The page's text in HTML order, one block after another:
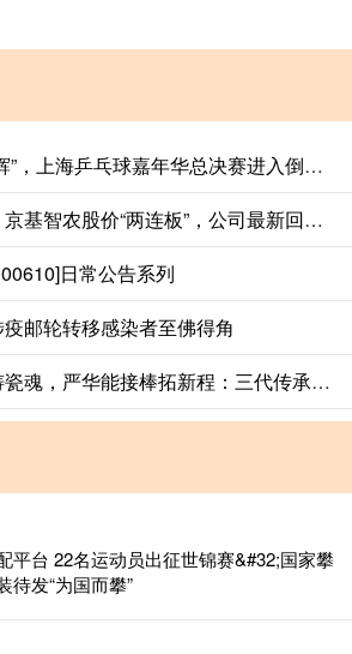
富深所 角逐“玉兰星辉”，上海乒乓球嘉年华总决赛进入倒计时
永旺配资端 【求证】京基智农股价“两连板”，公司最新回应：禽类养殖占比小
日常公告系列
邮轮转移感染者至佛得角
富盈策略 严川奠基铸瓷魂，严华能接棒拓新程：三代传承里的陶瓷史诗_景严_技艺_文化
平台 22名运动员出征世锦赛&#32;国家攀
待发“为国而攀”